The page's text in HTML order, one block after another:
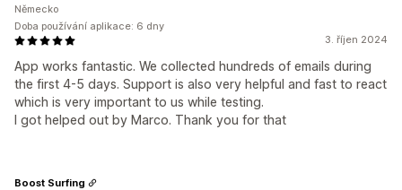
3. říjen 2024
App works fantastic. We collected hundreds of emails during
the first 4-5 days. Support is also very helpful and fast to react
which is very important to us while testing.
I got helped out by Marco. Thank you for that
Německo
Doba používání aplikace: 6 dny
Boost Surfing